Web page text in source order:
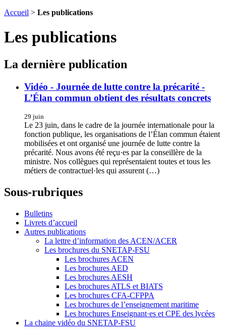
Accueil > Les publications
Les publications
La dernière publication
Vidéo - Journée de lutte contre la précarité -
L’Élan commun obtient des résultats concrets
29 juin
Le 23 juin, dans le cadre de la journée internationale pour la
fonction publique, les organisations de l’Élan commun étaient
mobilisées et ont organisé une journée de lutte contre la
précarité. Nous avons été reçu·es par la conseillère de la
ministre. Nos collègues qui représentaient toutes et tous les
métiers de contractuel·les qui assurent (…)
Sous-rubriques
Bulletins
Livrets d’accueil
Autres publications
La lettre d’information des ACEN/ACER
Les brochures du SNETAP-FSU
Les brochures ACEN
Les brochures AED
Les brochures AESH
Les brochures ATLS et BIATS
Les brochures CFA-CFPPA
Les brochures de l’enseignement maritime
Les brochures Enseignant·es et CPE des lycées
La chaine vidéo du SNETAP-FSU